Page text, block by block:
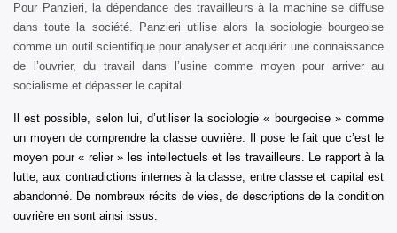
Pour Panzieri, la dépendance des travailleurs à la machine se diffuse
dans toute la société. Panzieri utilise alors la sociologie bourgeoise
comme un outil scientifique pour analyser et acquérir une connaissance
de l’ouvrier, du travail dans l’usine comme moyen pour arriver au
socialisme et dépasser le capital.
Il est possible, selon lui, d’utiliser la sociologie « bourgeoise » comme
un moyen de comprendre la classe ouvrière. Il pose le fait que c’est le
moyen pour « relier » les intellectuels et les travailleurs. Le rapport à la
lutte, aux contradictions internes à la classe, entre classe et capital est
abandonné. De nombreux récits de vies, de descriptions de la condition
ouvrière en sont ainsi issus.